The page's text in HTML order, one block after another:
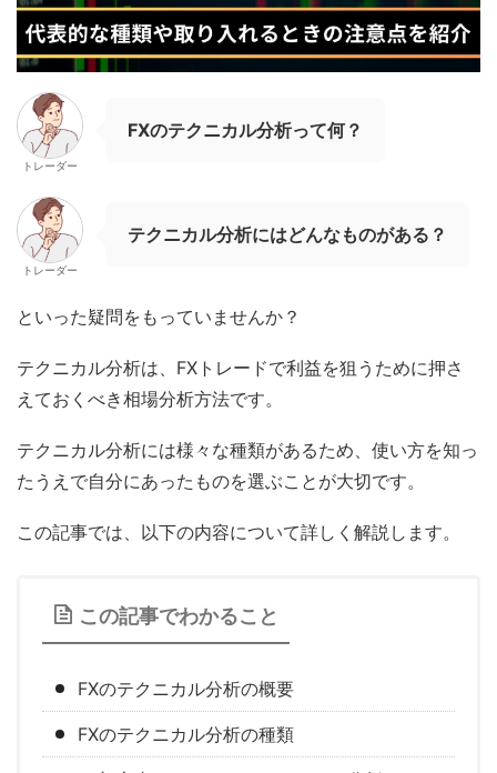
トレーダー
FXのテクニカル分析って何？
トレーダー
テクニカル分析にはどんなものがある？
といった疑問をもっていませんか？
テクニカル分析は、FXトレードで利益を狙うために押さ
えておくべき相場分析方法です。
テクニカル分析には様々な種類があるため、使い方を知っ
たうえで自分にあったものを選ぶことが大切です。
この記事では、以下の内容について詳しく解説します。
この記事でわかること
FXのテクニカル分析の概要
FXのテクニカル分析の種類